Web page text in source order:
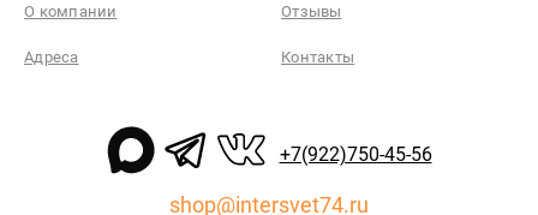
О компании Отзывы
Адреса Контакты
+7(922)750-45-56
shop@intersvet74.ru